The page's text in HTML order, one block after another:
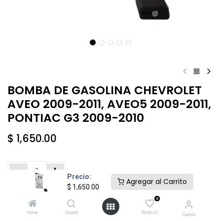
Precio:
$ 1,650.00
Agregar al Carrito
Home Search
0
Wishlist Cuenta
BOMBA DE GASOLINA CHEVROLET
AVEO 2009-2011, AVEO5 2009-2011,
PONTIAC G3 2009-2010
$ 1,650.00
Añadir al carrito Comprar ahora
Agregar a la lista de deseos